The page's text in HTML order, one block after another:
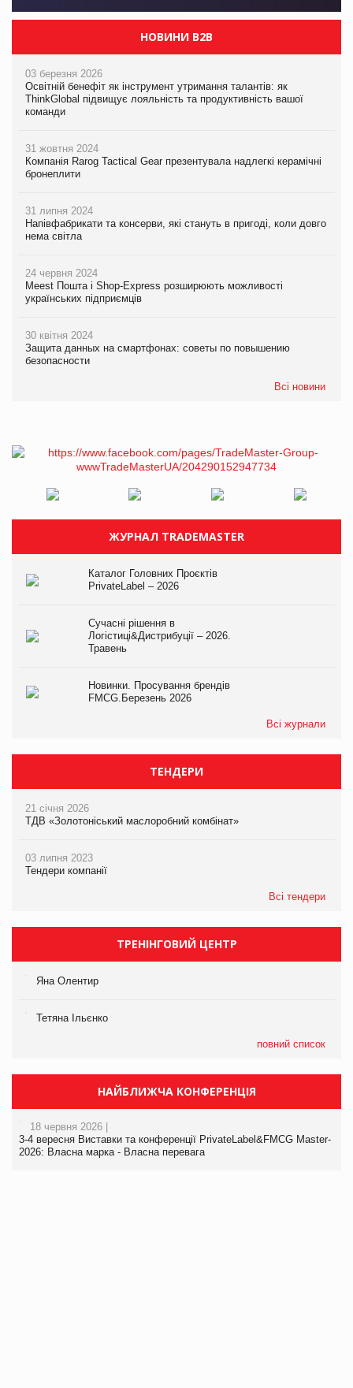
НОВИНИ B2B
03 березня 2026
Освітній бенефіт як інструмент утримання талантів: як
ThinkGlobal підвищує лояльність та продуктивність вашої
команди
31 жовтня 2024
Компанія Rarog Tactical Gear презентувала надлегкі керамічні
бронеплити
31 липня 2024
Напівфабрикати та консерви, які стануть в пригоді, коли довго
нема світла
24 червня 2024
Meest Пошта і Shop-Express розширюють можливості
українських підприємців
30 квітня 2024
Защита данных на смартфонах: советы по повышению
безопасности
Всі новини
ЖУРНАЛ TRADEMASTER
Каталог Головних Проєктів
PrivateLabel – 2026
Сучасні рішення в
Логістиці&Дистрибуції – 2026.
Травень
Новинки. Просування брендів
FMCG.Березень 2026
Всі журнали
ТЕНДЕРИ
21 січня 2026
ТДВ «Золотоніський маслоробний комбінат»
03 липня 2023
Тендери компанії
Всі тендери
ТРЕНІНГОВИЙ ЦЕНТР
Яна Олентир
Тетяна Ільєнко
повний список
НАЙБЛИЖЧА КОНФЕРЕНЦІЯ
18 червня 2026 |
3-4 вересня Виставки та конференції PrivateLabel&FMCG Master-
2026: Власна марка - Власна перевага